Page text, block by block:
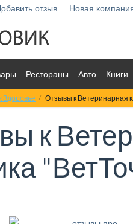
отзыв Новая
Рестораны Авто Книги
Здоровье Отзывы к Ветеринарная
к